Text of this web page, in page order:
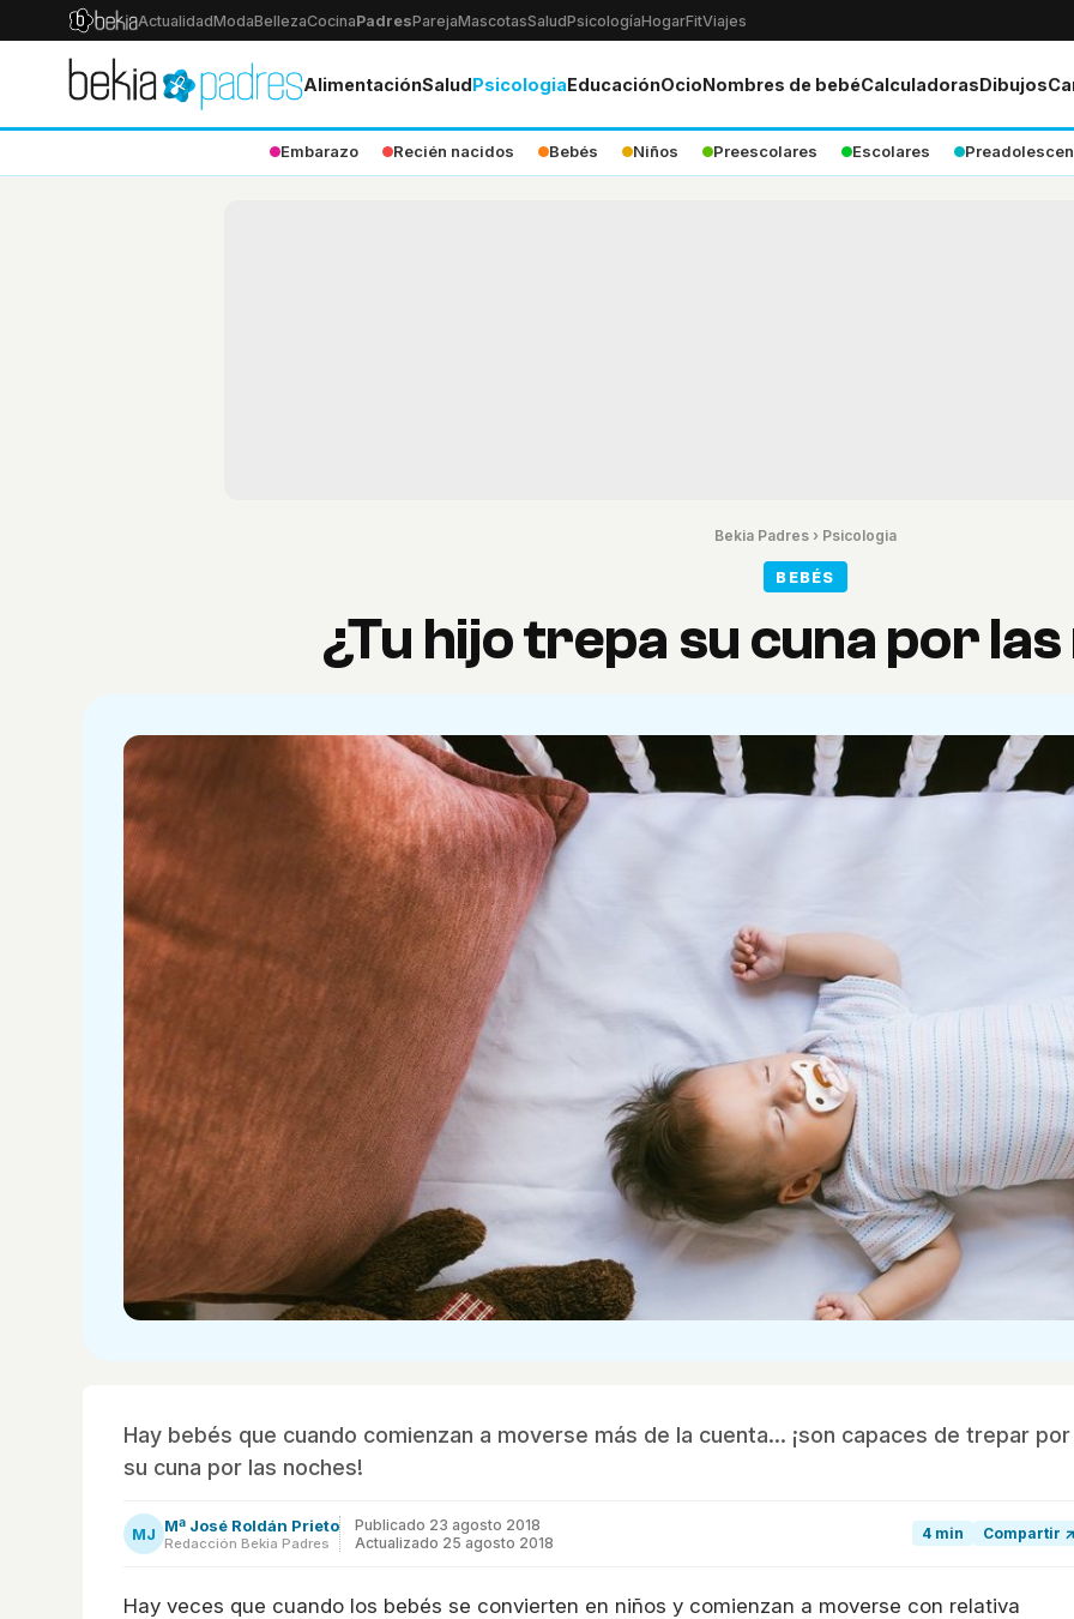
ActualidadModaBellezaCocinaPadresParejaMascotasSaludPsicologíaHogarFitViajes
AlimentaciónSaludPsicologiaEducaciónOcioNombres de bebéCalculadorasDibujos
Embarazo Recién nacidos Bebés Niños Preescolares Escolares
Bekia Padres › Psicologia
BEBÉS
¿Tu hijo trepa su cuna por
Hay bebés que cuando comienzan a moverse más de la cuenta... ¡son capaces de trepar por
su cuna por las noches!
MJ Mª José Roldán Prieto
Redacción Bekia Padres
Publicado 23 agosto 2018
Actualizado 25 agosto 2018
4 min Compartir ↗
Hay veces que cuando los bebés se convierten en niños y comienzan a moverse con relativa